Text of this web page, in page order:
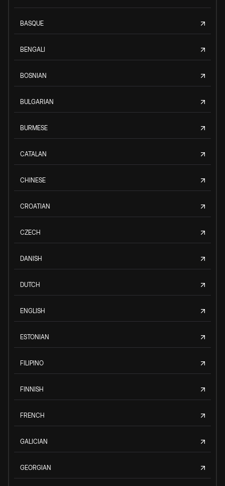
BASQUE
BENGALI
BOSNIAN
BULGARIAN
BURMESE
CATALAN
CHINESE
CROATIAN
CZECH
DANISH
DUTCH
ENGLISH
ESTONIAN
FILIPINO
FINNISH
FRENCH
GALICIAN
GEORGIAN